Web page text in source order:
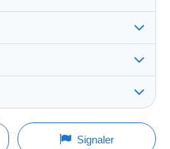
(25620x)
vous devez ouvrir
d'une minute si une offre est
avant son échéance.
Signaler